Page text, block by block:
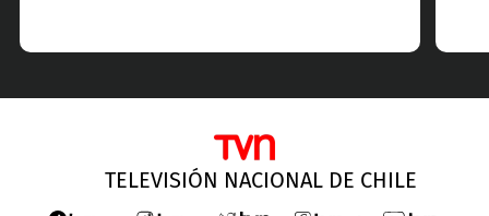
TELEVISIÓN NACIONAL DE CHILE